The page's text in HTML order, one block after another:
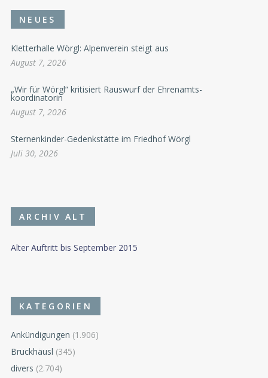
NEUES
Kletterhalle Wörgl: Alpenverein steigt aus
August 7, 2026
„Wir für Wörgl“ kritisiert Rauswurf der Ehrenamts-
koordinatorin
August 7, 2026
Sternenkinder-Gedenkstätte im Friedhof Wörgl
Juli 30, 2026
ARCHIV ALT
Alter Auftritt bis September 2015
KATEGORIEN
Ankündigungen (1.906)
Bruckhäusl (345)
divers (2.704)